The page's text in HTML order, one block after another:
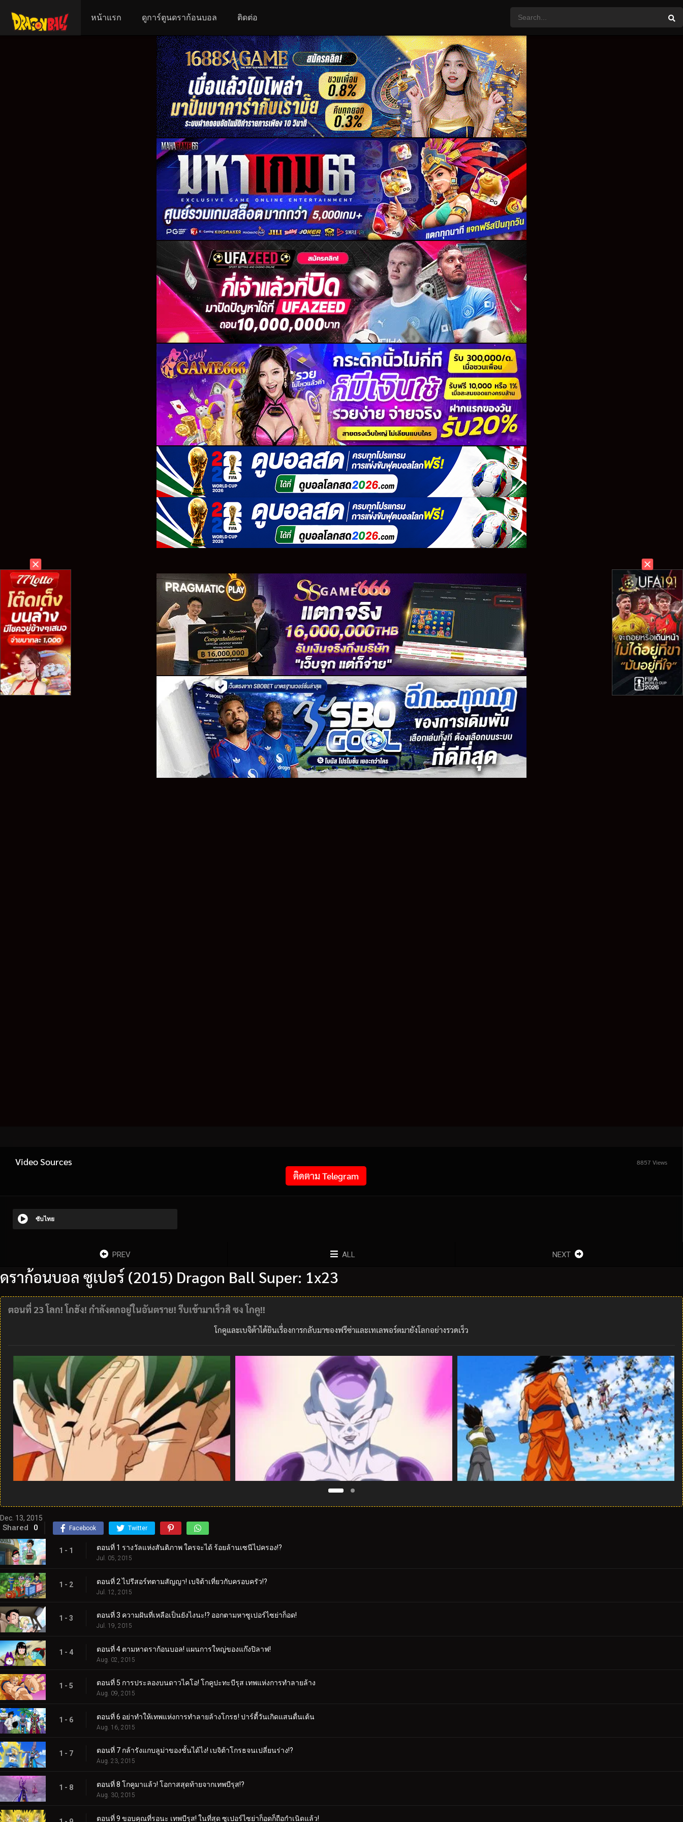
หน้าแรก ดูการ์ตูนดราก้อนบอล ติดต่อ
Video Sources 8857 Views
ติดตาม Telegram
ซับไทย
PREV ALL NEXT
ดราก้อนบอล ซูเปอร์ (2015) Dragon Ball Super: 1x23
ตอนที่ 23 โลก! โกฮัง! กำลังตกอยู่ในอันตราย! รีบเข้ามาเร็วสิ ซง โกคู!!
โกคูและเบจิต้าได้ยินเรื่องการกลับมาของฟรีซ่าและเทเลพอร์ตมายังโลกอย่างรวดเร็ว
Dec. 13, 2015
Shared 0 Facebook Twitter
1 - 1 ตอนที่ 1 รางวัลแห่งสันติภาพ ใครจะได้ ร้อยล้านเซนีไปครอง!?
Jul. 05, 2015
1 - 2 ตอนที่ 2 ไปรีสอร์ทตามสัญญา! เบจิต้าเที่ยวกับครอบครัว!?
Jul. 12, 2015
1 - 3 ตอนที่ 3 ความฝันที่เหลือเป็นยังไงนะ!? ออกตามหาซูเปอร์ไซย่าก็อด!
Jul. 19, 2015
1 - 4 ตอนที่ 4 ตามหาดราก้อนบอล! แผนการใหญ่ของแก๊งปิลาฟ!
Aug. 02, 2015
1 - 5 ตอนที่ 5 การประลองบนดาวไคโอ! โกคูปะทะบีรุส เทพแห่งการทำลายล้าง
Aug. 09, 2015
1 - 6 ตอนที่ 6 อย่าทำให้เทพแห่งการทำลายล้างโกรธ! ปาร์ตี้วันเกิดแสนตื่นเต้น
Aug. 16, 2015
1 - 7 ตอนที่ 7 กล้ารังแกบลูม่าของชั้นได้ไง! เบจิต้าโกรธจนเปลี่ยนร่าง!?
Aug. 23, 2015
1 - 8 ตอนที่ 8 โกคูมาแล้ว! โอกาสสุดท้ายจากเทพบีรุส!?
Aug. 30, 2015
ตอนที่ 9 ขอบคุณที่รอนะ เทพบีรุส! ในที่สุด ซูเปอร์ไซย่าก็อดก็ถือกำเนิดแล้ว!